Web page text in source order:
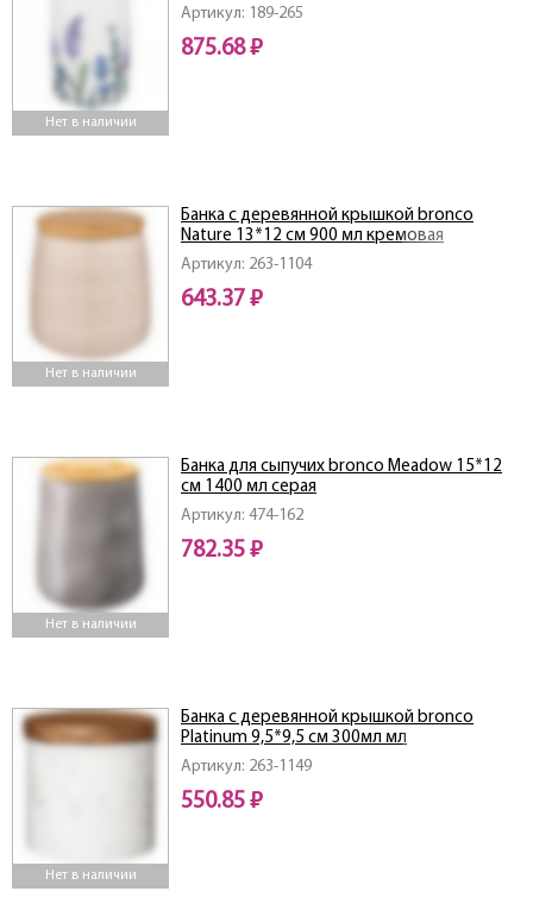
Нет в наличии
Артикул: 189-265
875.68 ₽
Нет в наличии
Артикул: 263-1104
Банка с деревянной крышкой bronco
Nature 13*12 см 900 мл кремовая
643.37 ₽
Нет в наличии
Артикул: 474-162
Банка для сыпучих bronco Meadow 15*12
см 1400 мл серая
782.35 ₽
Нет в наличии
Артикул: 263-1149
Банка с деревянной крышкой bronco
Platinum 9,5*9,5 см 300мл мл
550.85 ₽